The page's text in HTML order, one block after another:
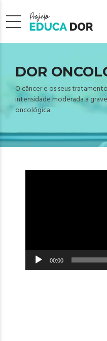
DOR
O câncer e os seus
intensidade moderada a
oncológica.
00:00